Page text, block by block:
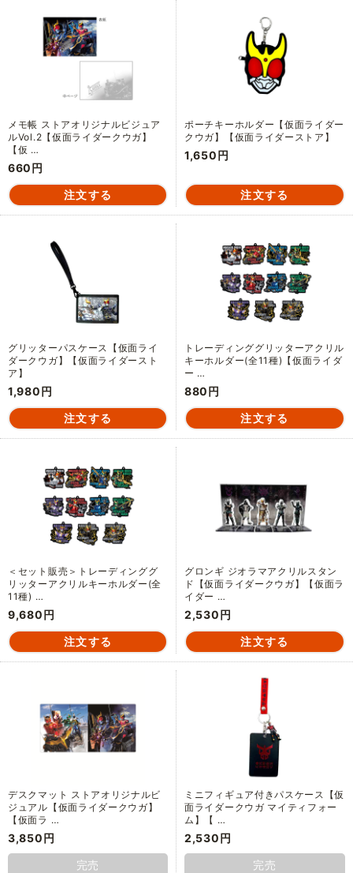
メモ帳 ストアオリジナルビジュア
ルVol.2【仮面ライダークウガ】
【仮 …
660円
ポーチキーホルダー【仮面ライダー
クウガ】【仮面ライダーストア】
1,650円
グリッターパスケース【仮面ライ
ダークウガ】【仮面ライダースト
ア】
1,980円
トレーディンググリッターアクリル
キーホルダー(全11種)【仮面ライダ
ー …
880円
＜セット販売＞トレーディンググ
リッターアクリルキーホルダー(全
11種) …
9,680円
グロンギ ジオラマアクリルスタン
ド【仮面ライダークウガ】【仮面ラ
イダー …
2,530円
デスクマット ストアオリジナルビ
ジュアル【仮面ライダークウガ】
【仮面ラ …
3,850円
完売
ミニフィギュア付きパスケース【仮
面ライダークウガ マイティフォー
ム】【 …
2,530円
完売